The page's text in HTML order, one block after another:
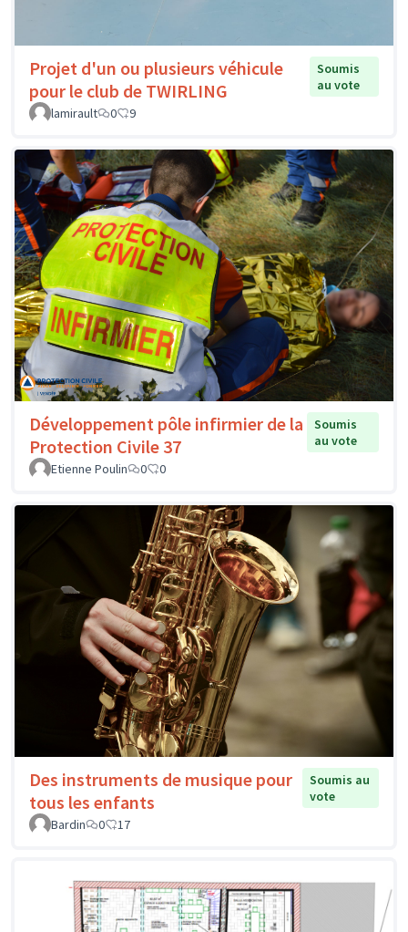
Projet d'un ou plusieurs véhicule
pour le club de TWIRLING
Soumis
au vote
lamirault
0 9
Développement pôle infirmier de la
Protection Civile 37
Soumis
au vote
Etienne Poulin
0 0
Des instruments de musique pour
tous les enfants
Soumis au
vote
Bardin
0 17